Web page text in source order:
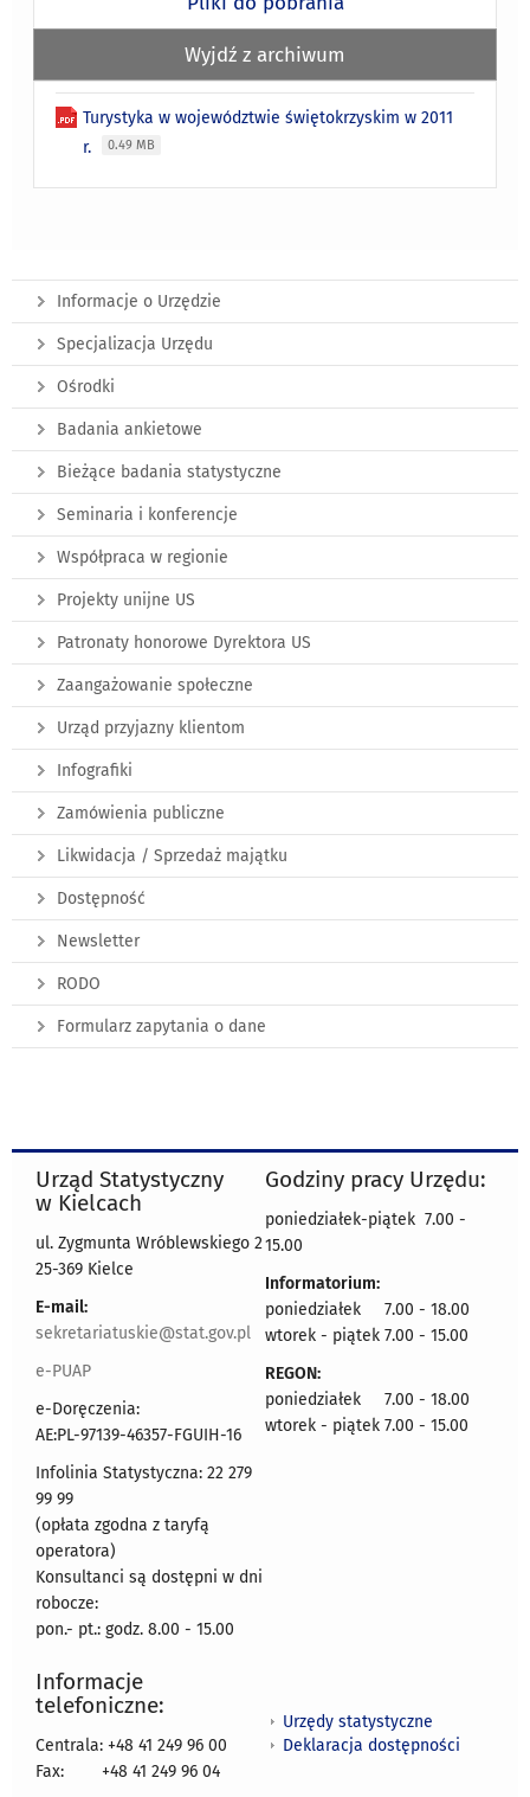
Wyjdź z archiwum
Turystyka w województwie świętokrzyskim w 2011
r.
0.49 MB
Informacje o Urzędzie
Specjalizacja Urzędu
Ośrodki
Badania ankietowe
Bieżące badania statystyczne
Seminaria i konferencje
Współpraca w regionie
Projekty unijne US
Patronaty honorowe Dyrektora US
Zaangażowanie społeczne
Urząd przyjazny klientom
Infografiki
Zamówienia publiczne
Likwidacja / Sprzedaż majątku
Dostępność
Newsletter
RODO
Formularz zapytania o dane
Urząd Statystyczny
w Kielcach
ul. Zygmunta Wróblewskiego 2
25-369 Kielce
E-mail:
sekretariatuskie@stat.gov.pl
e-PUAP
e-Doręczenia:
AE:PL-97139-46357-FGUIH-16
Infolinia Statystyczna: 22 279
99 99
(opłata zgodna z taryfą
operatora)
Konsultanci są dostępni w dni
robocze:
pon.- pt.: godz. 8.00 - 15.00
Godziny pracy Urzędu:
poniedziałek-piątek 7.00 -
15.00
Informatorium:
poniedziałek 7.00 - 18.00
wtorek - piątek 7.00 - 15.00
REGON:
poniedziałek 7.00 - 18.00
wtorek - piątek 7.00 - 15.00
Informacje
telefoniczne:
Centrala: +48 41 249 96 00
Fax:
+48 41 249 96 04
Urzędy statystyczne
Deklaracja dostępności